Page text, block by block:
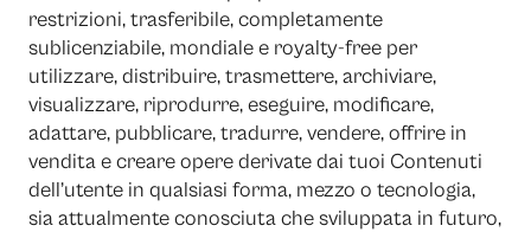
restrizioni, trasferibile, completamente
sublicenziabile, mondiale e royalty-free per
utilizzare, distribuire, trasmettere, archiviare,
visualizzare, riprodurre, eseguire, modificare,
adattare, pubblicare, tradurre, vendere, offrire in
vendita e creare opere derivate dai tuoi Contenuti
dell’utente in qualsiasi forma, mezzo o tecnologia,
sia attualmente conosciuta che sviluppata in futuro,